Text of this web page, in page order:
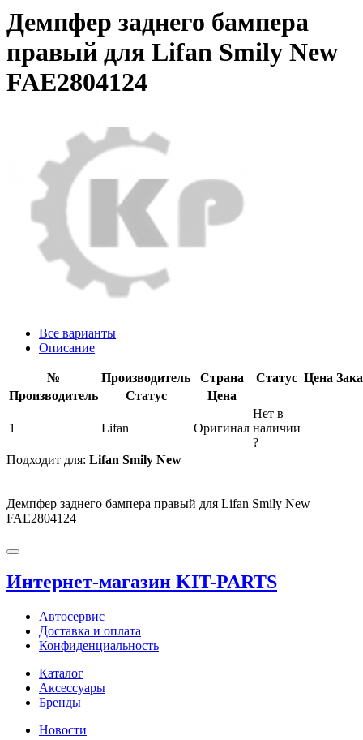
Демпфер заднего бампера
правый для Lifan Smily New
FAE2804124
Все варианты
Описание
№ Производитель Страна Статус Цена
Производитель
Статус Цена
1 Lifan Оригинал
Нет в
наличии
?
Подходит для: Lifan Smily New
Демпфер заднего бампера правый для Lifan Smily New
FAE2804124
Интернет-магазин KIT-PARTS
Автосервис
Доставка и оплата
Конфиденциальность
Каталог
Аксессуары
Бренды
Новости